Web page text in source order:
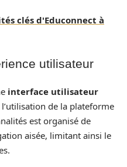
clés d'Educonnect à
utilisateur
interface utilisateur
de la plateforme
est organisé de
aisée, limitant ainsi le